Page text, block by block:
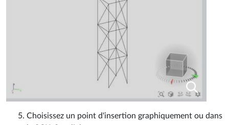
Choisissez un point d'insertion graphiquement ou dans